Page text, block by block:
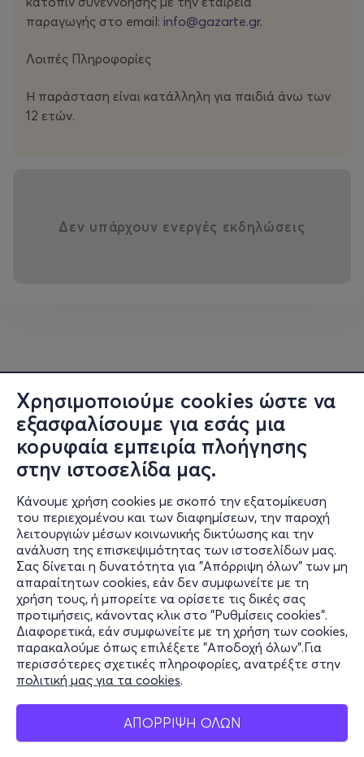
Χρησιμοποιούμε cookies ώστε να
εξασφαλίσουμε για εσάς μια
κορυφαία εμπειρία πλοήγησης
στην ιστοσελίδα μας.
Κάνουμε χρήση cookies με σκοπό την εξατομίκευση
του περιεχομένου και των διαφημίσεων, την παροχή
λειτουργιών μέσων κοινωνικής δικτύωσης και την
ανάλυση της επισκεψιμότητας των ιστοσελίδων μας.
Σας δίνεται η δυνατότητα για "Απόρριψη όλων" των μη
απαραίτητων cookies, εάν δεν συμφωνείτε με τη
χρήση τους, ή μπορείτε να ορίσετε τις δικές σας
προτιμήσεις, κάνοντας κλικ στο "Ρυθμίσεις cookies".
Διαφορετικά, εάν συμφωνείτε με τη χρήση των cookies,
παρακαλούμε όπως επιλέξετε "Αποδοχή όλων".Για
περισσότερες σχετικές πληροφορίες, ανατρέξτε στην
πολιτική μας για τα cookies.
ΑΠΟΡΡΙΨΗ ΟΛΩΝ
παραγωγής στο email: info@gazarte.gr.
Λοιπές Πληροφορίες
Η παράσταση είναι κατάλληλη για παιδιά άνω των
12 ετών.
Δεν υπάρχουν ενεργές εκδηλώσεις
Πληροφορίες
Υποστήριξη
Stay Connected
Mobile app